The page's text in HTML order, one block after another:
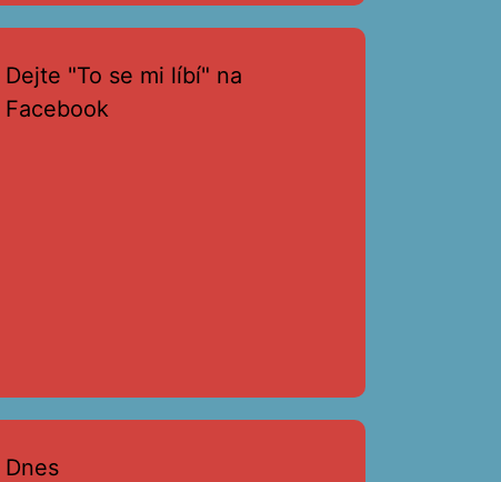
Dejte "To se mi líbí" na
Facebook
Dnes